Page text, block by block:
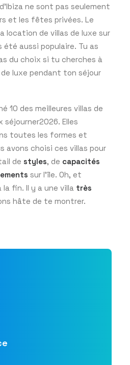
ne sont pas seulement
et les fêtes privées. Le
location de villas de luxe sur
été aussi populaire. Tu as
du choix si tu cherches à
luxe pendant ton séjour
10 des meilleures villas de
séjourner2026. Elles
toutes les formes et
avons choisi ces villas pour
de styles, de capacités
sur l’île. Oh, et
la fin. Il y a une villa très
hâte de te montrer.